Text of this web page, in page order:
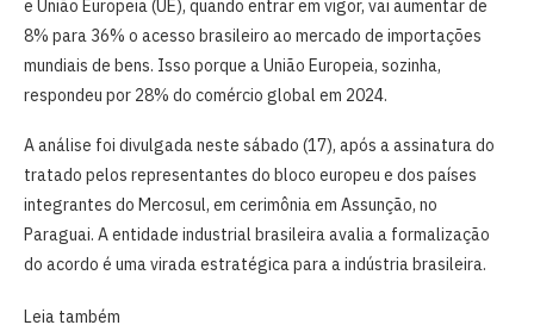
e União Europeia (UE), quando entrar em vigor, vai aumentar de
8% para 36% o acesso brasileiro ao mercado de importações
mundiais de bens. Isso porque a União Europeia, sozinha,
respondeu por 28% do comércio global em 2024.
A análise foi divulgada neste sábado (17), após a assinatura do
tratado pelos representantes do bloco europeu e dos países
integrantes do Mercosul, em cerimônia em Assunção, no
Paraguai. A entidade industrial brasileira avalia a formalização
do acordo é uma virada estratégica para a indústria brasileira.
Leia também